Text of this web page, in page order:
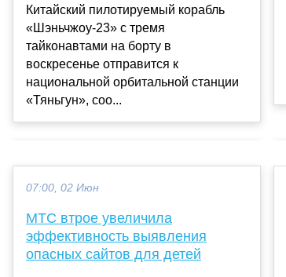
Китайский пилотируемый корабль
«Шэньчжоу-23» с тремя
тайконавтами на борту в
воскресенье отправится к
национальной орбитальной станции
«Тяньгун», соо...
07:00, 02 Июн
МТС втрое увеличила
эффективность выявления
опасных сайтов для детей